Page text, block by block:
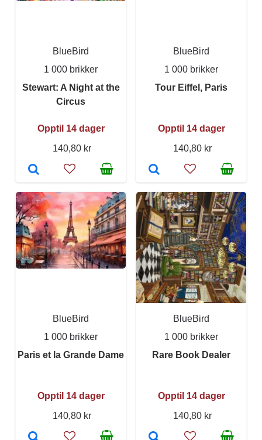
BlueBird
1 000 brikker
Stewart: A Night at the
Circus
Opptil 14 dager
140,80 kr
BlueBird
1 000 brikker
Tour Eiffel, Paris
Opptil 14 dager
140,80 kr
BlueBird
1 000 brikker
Paris et la Grande Dame
Opptil 14 dager
140,80 kr
BlueBird
1 000 brikker
Rare Book Dealer
Opptil 14 dager
140,80 kr